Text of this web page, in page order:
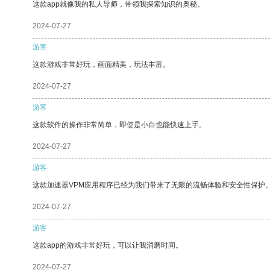
这款app就像我的私人导师，带领我探索知识的奥秘。
2024-07-27
游客
这款游戏非常好玩，画面精美，玩法丰富。
2024-07-27
游客
这款软件的操作非常简单，即使是小白也能快速上手。
2024-07-27
游客
这款加速器VPM应用程序已经为我们带来了无限的流畅体验和安全性保护
2024-07-27
游客
这款app的游戏非常好玩，可以让我消磨时间。
2024-07-27